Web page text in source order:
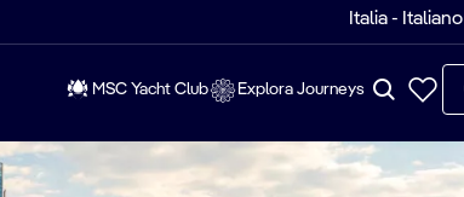
Italia - Italiano
MSC Yacht Club Explora Journeys